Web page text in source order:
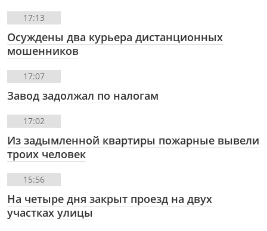
17:13
Осуждены два курьера дистанционных
мошенников
17:07
Завод задолжал по налогам
17:02
Из задымленной квартиры пожарные вывели
троих человек
15:56
На четыре дня закрыт проезд на двух
участках улицы